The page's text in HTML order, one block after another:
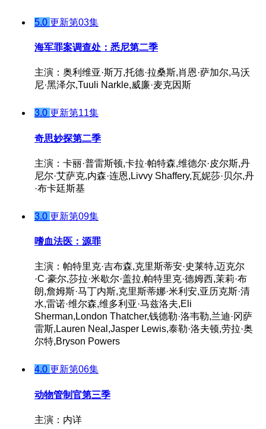
5.0 更新第03集
海军罪案调查处：悉尼第二季
主演：奥利维亚·斯万,托德·拉桑斯,肖恩·萨加尔,马沃
尼·黑泽尔,Tuuli Narkle,威廉·麦克因斯
3.0 更新第11集
奇思妙探第二季
主演：卡丽·普雷斯顿,卡拉·帕特森,维德尔·皮尔斯,丹
尼尔·艾萨克,内森·连恩,Livvy Shaffery,瓦妮莎·贝尔,丹
·布卡廷斯基
3.0 更新第09集
嗜血法医：源罪
主演：帕特里克·吉布森,克里斯蒂安·史莱特,迈克尔
·C·豪尔,莎拉·米歇尔·盖拉,帕特里克·德姆西,茉莉·布
朗,詹姆斯·马丁内斯,克里斯蒂娜·米利安,亚历克斯·清
水,雷诺·维尔森,维多利亚·马兹洛夫,Eli
Sherman,London Thatcher,钱德勒·洛韦勒,兰迪·冈萨
雷斯,Lauren Neal,Jasper Lewis,泰勒·洛夫顿,劳拉·奥
尔特,Bryson Powers
4.0 更新第06集
动物管制官第三季
主演：内详